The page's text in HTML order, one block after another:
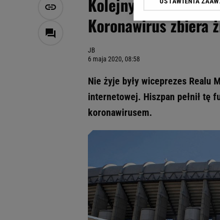
Kolejny były
Koronawirus zbiera
JB
6 maja 2020, 08:58
Nie żyje były wiceprezes Realu
internetowej. Hiszpan pełnił tę
koronawirusem.
Klikając „Akceptuję”
Zaufanych Partnerów i
dotyczące plików
odnośnik „Ustawienia
Użycie dokładnych
Przechowywanie
badnie odbiorców i